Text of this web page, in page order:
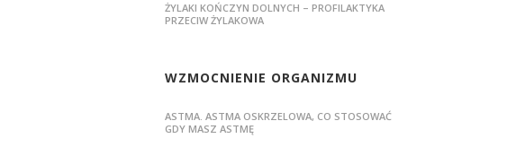
ŻYLAKI KOŃCZYN DOLNYCH – PROFILAKTYKA
PRZECIW ŻYLAKOWA
WZMOCNIENIE ORGANIZMU
ASTMA. ASTMA OSKRZELOWA, CO STOSOWAĆ
GDY MASZ ASTMĘ